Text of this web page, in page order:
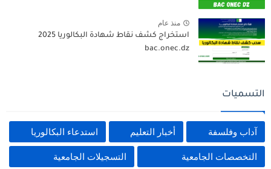
منذ عام
استخراج كشف نقاط شهادة البكالوريا 2025
bac.onec.dz
التسميات
آداب وفلسفة أخبار التعليم استدعاء البكالوريا
التخصصات الجامعية التسجيلات الجامعية